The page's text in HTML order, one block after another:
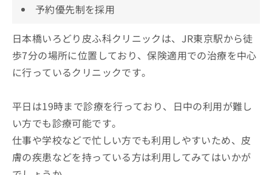
予約優先制を採用
日本橋いろどり皮ふ科クリニックは、JR東京駅から徒
歩7分の場所に位置しており、保険適用での治療を中心
に行っているクリニックです。
平日は19時まで診療を行っており、日中の利用が難し
い方でも診療可能です。
仕事や学校などで忙しい方でも利用しやすいため、皮
膚の疾患などを持っている方は利用してみてはいかが